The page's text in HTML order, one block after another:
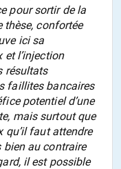
pour sortir de la
thèse, confortée
ici sa
l’injection
résultats
faillites bancaires
potentiel d’une
mais surtout que
qu’il faut attendre
bien au contraire
il est possible